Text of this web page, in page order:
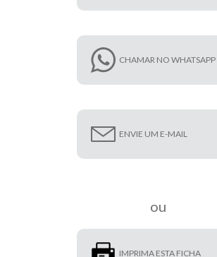
CHAMAR NO WHATSAPP
ENVIE UM E-MAIL
ou
IMPRIMA ESTA FICHA